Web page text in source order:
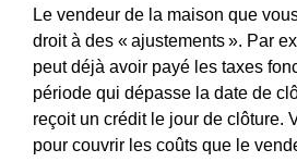
Le vendeur de la maison que
droit à des « ajustements ». Par
peut déjà avoir payé les taxes
période qui dépasse la date de
reçoit un crédit le jour de clôture.
pour couvrir les coûts que le